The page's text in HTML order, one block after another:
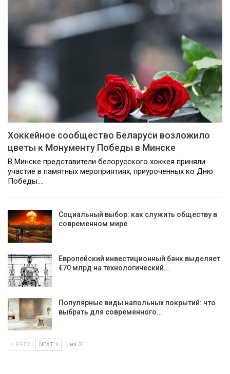
Хоккейное сообщество Беларуси возложило
цветы к Монументу Победы в Минске
В Минске представители белорусского хоккея приняли
участие в памятных мероприятиях, приуроченных ко Дню
Победы.…
Социальный выбор: как служить обществу в
современном мире
Европейский инвестиционный банк выделяет
€70 млрд на технологический…
Популярные виды напольных покрытий: что
выбрать для современного…
PREV NEXT 1 из 21